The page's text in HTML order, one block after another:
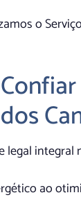
o
integral
ao